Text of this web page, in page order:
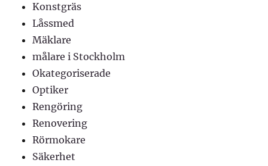
Konstgräs
Låssmed
Mäklare
målare i Stockholm
Okategoriserade
Optiker
Rengöring
Renovering
Rörmokare
Säkerhet